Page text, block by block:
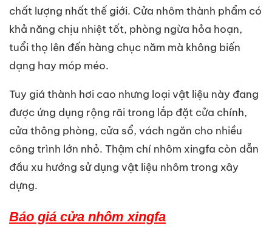
chất lượng nhất thế giới. Cửa nhôm thành phẩm có
khả năng chịu nhiệt tốt, phòng ngừa hỏa hoạn,
tuổi thọ lên đến hàng chục năm mà không biến
dạng hay móp méo.
Tuy giá thành hơi cao nhưng loại vật liệu này đang
được ứng dụng rộng rãi trong lắp đặt cửa chính,
cửa thông phòng, cửa sổ, vách ngăn cho nhiều
công trình lớn nhỏ. Thậm chí nhôm xingfa còn dẫn
đầu xu hướng sử dụng vật liệu nhôm trong xây
dựng.
Báo giá cửa nhôm xingfa